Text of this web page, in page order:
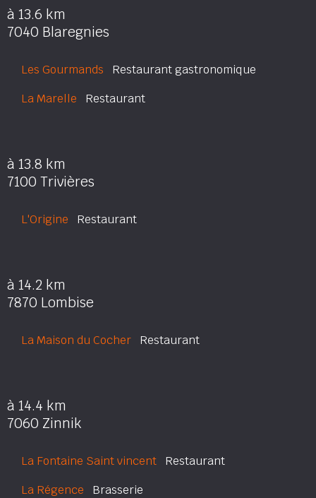
à 13.6 km
7040 Blaregnies
Les Gourmands Restaurant gastronomique
La Marelle Restaurant
à 13.8 km
7100 Trivières
L'Origine Restaurant
à 14.2 km
7870 Lombise
La Maison du Cocher Restaurant
à 14.4 km
7060 Zinnik
La Fontaine Saint vincent Restaurant
La Régence Brasserie